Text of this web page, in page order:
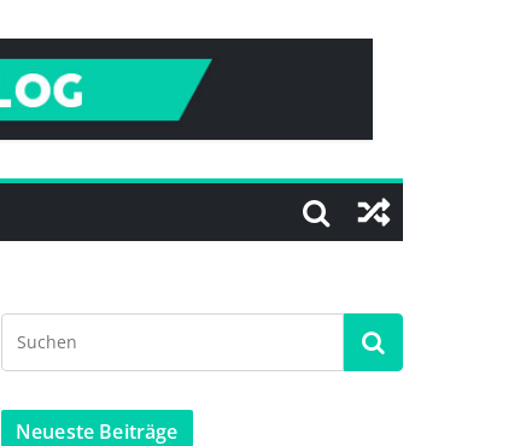
Neueste Beiträge